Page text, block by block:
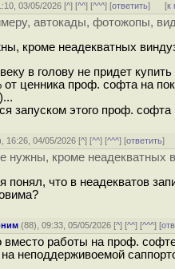
03/05/2026 [^] [^^] [^^^] [ответить] [к
автокады, фотожопы,
кроме неадекватных
в голову не придет
ценника проф. софта на
запуском этого проф. софта
16:26, 04/05/2026 [^] [^^] [^^^] [ответить]
нужны, кроме неадекватных
понял, что в неадекватов
(88), 09:33, 05/05/2026 [^] [^^] [^^^] [
вместо работы на проф.
на неподдерживоемой